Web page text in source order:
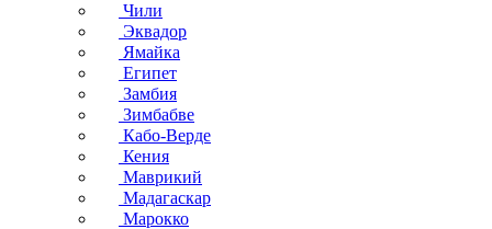
Чили
Эквадор
Ямайка
Египет
Замбия
Зимбабве
Кабо-Верде
Кения
Маврикий
Мадагаскар
Марокко